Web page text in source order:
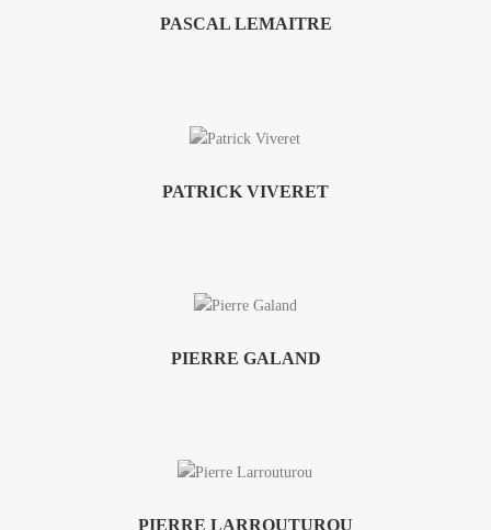
PASCAL LEMAITRE
PATRICK VIVERET
PIERRE GALAND
PIERRE LARROUTUROU